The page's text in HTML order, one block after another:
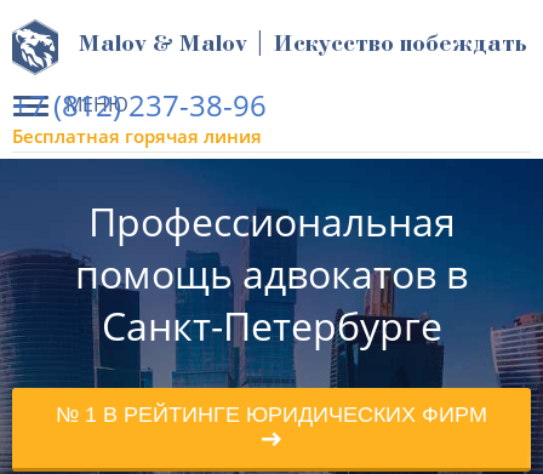
МЕНЮ
Malov & Malov | Искусство побеждать
+7 (812) 237-38-96
Бесплатная горячая линия
Профессиональная
помощь адвокатов в
Санкт-Петербурге
№ 1 В РЕЙТИНГЕ ЮРИДИЧЕСКИХ ФИРМ